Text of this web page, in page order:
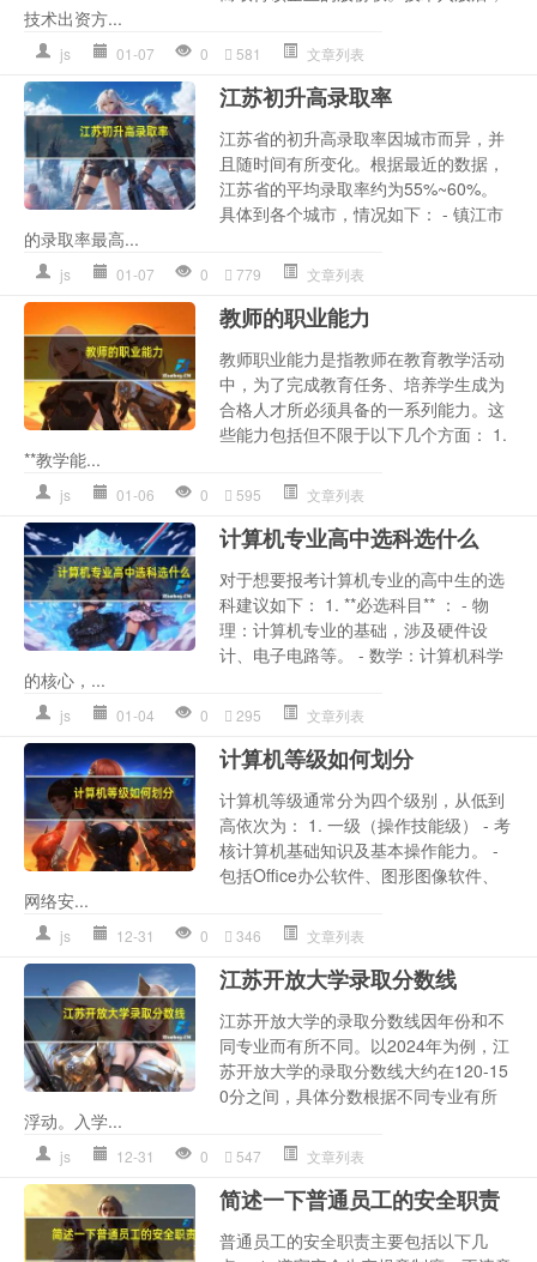
技术出资方...
js 01-07 0 581 文章列表
江苏初升高录取率
江苏省的初升高录取率因城市而异，并
且随时间有所变化。根据最近的数据，
江苏省的平均录取率约为55%~60%。
具体到各个城市，情况如下： - 镇江市
的录取率最高...
js 01-07 0 779 文章列表
教师的职业能力
教师职业能力是指教师在教育教学活动
中，为了完成教育任务、培养学生成为
合格人才所必须具备的一系列能力。这
些能力包括但不限于以下几个方面： 1.
**教学能...
js 01-06 0 595 文章列表
计算机专业高中选科选什么
对于想要报考计算机专业的高中生的选
科建议如下： 1. **必选科目** ： - 物
理：计算机专业的基础，涉及硬件设
计、电子电路等。 - 数学：计算机科学
的核心，...
js 01-04 0 295 文章列表
计算机等级如何划分
计算机等级通常分为四个级别，从低到
高依次为： 1. 一级（操作技能级） - 考
核计算机基础知识及基本操作能力。 -
包括Office办公软件、图形图像软件、
网络安...
js 12-31 0 346 文章列表
江苏开放大学录取分数线
江苏开放大学的录取分数线因年份和不
同专业而有所不同。以2024年为例，江
苏开放大学的录取分数线大约在120-15
0分之间，具体分数根据不同专业有所
浮动。入学...
js 12-31 0 547 文章列表
简述一下普通员工的安全职责
普通员工的安全职责主要包括以下几